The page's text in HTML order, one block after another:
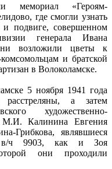
мемориал «Героям-
где смогли узнать
и подвиге, совершенном
генерала Ивана
возложили цветы к
и братской
в Волоколамске.
5 ноября 1941 года
а затем
художественно-
Калинина Евгения
Грибкова, являвшиеся
в/ч 9903, как и Зоя
они проходили